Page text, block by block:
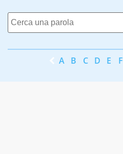
A B C D E F